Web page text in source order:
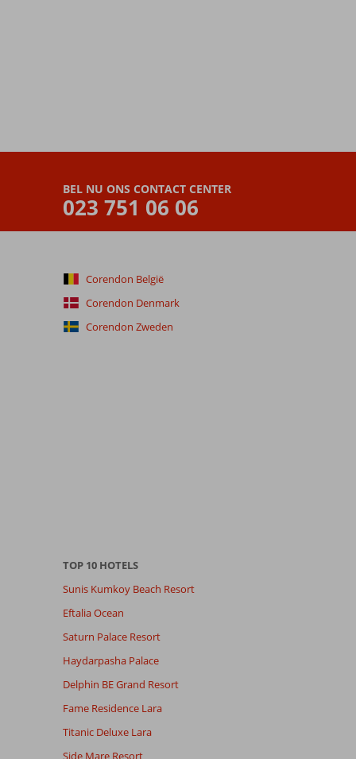
BEL NU ONS CONTACT CENTER
023 751 06 06
Corendon België
Corendon Denmark
Corendon Zweden
TOP 10 HOTELS
Sunis Kumkoy Beach Resort
Eftalia Ocean
Saturn Palace Resort
Haydarpasha Palace
Delphin BE Grand Resort
Fame Residence Lara
Titanic Deluxe Lara
Side Mare Resort